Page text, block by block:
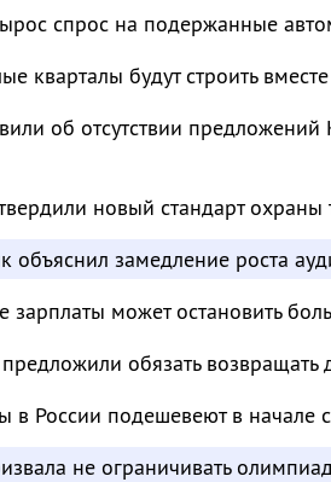
спрос на подержанные
кварталы будут строить
об отсутствии
новый стандарт охраны
объяснил замедление роста
может остановить
обязать возвращать
в России подешевеют в начале
не ограничивать